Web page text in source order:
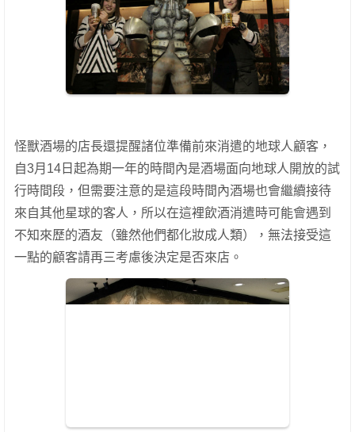
怪獸酒場的店長還提醒諸位準備前來消遣的地球人顧客，
自3月14日起為期一年的時間內是酒場面向地球人開放的試
行時間段，但需要注意的是這段時間內酒場也會繼續接待
來自其他星球的客人，所以在這裡飲酒消遣時可能會遇到
不知來歷的酒友（雖然他們都化妝成人類），無法接受這
一點的顧客請再三考慮後決定是否來店。